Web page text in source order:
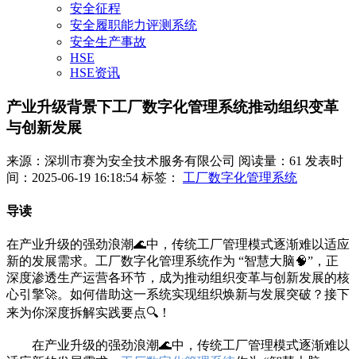
安全征程
安全履职能力评测系统
安全生产事故
HSE
HSE资讯
产业升级背景下工厂数字化管理系统推动组织变革
与创新发展
来源：深圳市赛为安全技术服务有限公司 阅读量：61 发表时
间：2025-06-19 16:18:54 标签： 工厂数字化管理系统
导读
在产业升级的强劲浪潮🌊中，传统工厂管理模式逐渐难以适应
新的发展需求。工厂数字化管理系统作为 “智慧大脑🧠”，正
深度渗透生产运营各环节，成为推动组织变革与创新发展的核
心引擎🚀。如何借助这一系统实现组织焕新与发展突破？接下
来为你深度拆解实践要点🔍！
在产业升级的强劲浪潮🌊中，传统工厂管理模式逐渐难以